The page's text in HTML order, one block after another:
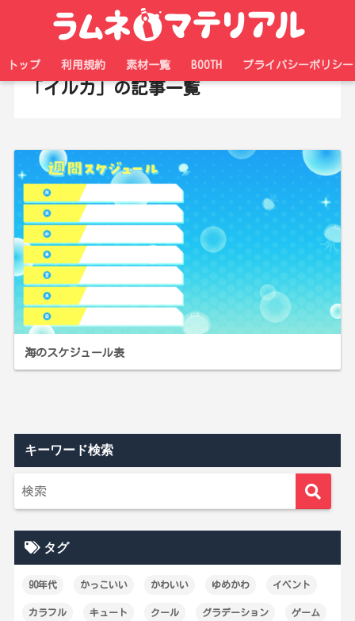
トップ 利用規約 素材一覧 BOOTH プライバシーポリシー
「イルカ」の記事一覧
海のスケジュール表
キーワード検索
タグ
90年代 かっこいい かわいい ゆめかわ イベント
カラフル キュート クール グラデーション ゲーム